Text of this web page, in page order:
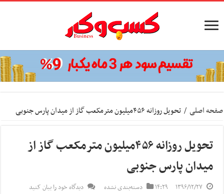
صفحه اصلی / تحویل روزانه ۴۵۶میلیون مترمکعب گاز از میدان پارس جنوبی
تحویل روزانه ۴۵۶میلیون مترمکعب گاز از
میدان پارس جنوبی
۱۳۹۶/۱۲/۲۷ ۱۴:۲۹ دسته‌بندی نشده دیدگاه خود را بیان کنید